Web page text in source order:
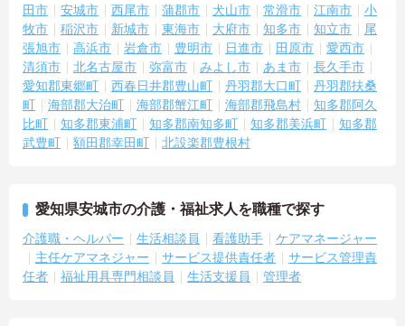
・訪問スケジュールに沿って施設内でのケアを行うため、月平均の
残業時間は5時間から7時間程度とかなり少なめに抑えられます
・夜勤明けの翌日は原則としてお休みとなるシフト編成が組まれて
おり、しっかりと休息を取りながら長期的な就業が可能です
＜評価制度でキャリアアップ＞
・介護福祉士や初任者研修などの資格や実務経験、夜勤回数がしっ
かりと給与に反映されるためモチベーションを維持できます
・年次を問わずリーダーや主任などのマネジメント職へ昇格する事
例も多数あり、腰を据えて長期的なキャリア形成が可能です
田市
安城市 西尾市 蒲郡市 犬山市 常滑市 江南市
小
牧市
稲沢市 新城市 東海市 大府市 知多市 知立市
尾
張旭市
高浜市 岩倉市 豊明市 日進市 田原市
愛西市
清須市
北名古屋市 弥富市 みよし市 あま市
長久手市
愛知郡東郷町
西春日井郡豊山町 丹羽郡大口町
丹羽郡扶桑
町
海部郡大治町 海部郡蟹江町 海部郡飛島村
知多郡阿久
比町
知多郡東浦町 知多郡南知多町 知多郡美浜町
知多郡
武豊町
額田郡幸田町 北設楽郡豊根村
愛知県安城市の介護・福祉求人を職種で探す
介護職・ヘルパー 生活相談員 看護助手
ケアマネージャー
主任ケアマネジャー
サービス提供責任者
サービス管理責
任者
福祉用具専門相談員 生活支援員 管理者